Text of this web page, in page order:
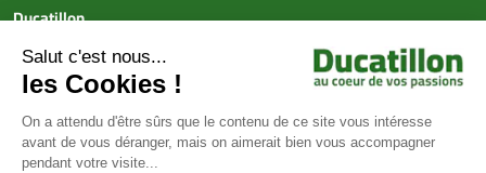
Ducatillon
Achat en ligne
Services
Aide & Conseils